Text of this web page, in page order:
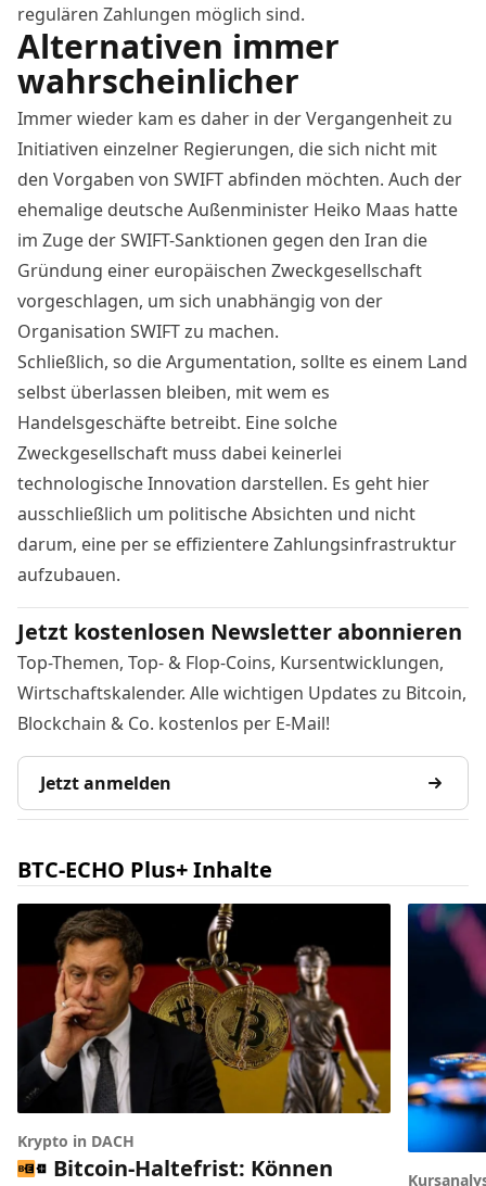
regulären Zahlungen möglich sind.
Alternativen immer
wahrscheinlicher
Immer wieder kam es daher in der Vergangenheit zu
Initiativen einzelner Regierungen, die sich nicht mit
den Vorgaben von SWIFT abfinden möchten. Auch der
ehemalige deutsche Außenminister Heiko Maas hatte
im Zuge der SWIFT-Sanktionen gegen den Iran die
Gründung einer europäischen Zweckgesellschaft
vorgeschlagen, um sich unabhängig von der
Organisation SWIFT zu machen.
Schließlich, so die Argumentation, sollte es einem Land
selbst überlassen bleiben, mit wem es
Handelsgeschäfte betreibt. Eine solche
Zweckgesellschaft muss dabei keinerlei
technologische Innovation darstellen. Es geht hier
ausschließlich um politische Absichten und nicht
darum, eine per se effizientere Zahlungsinfrastruktur
aufzubauen.
Jetzt kostenlosen Newsletter abonnieren
Top-Themen, Top- & Flop-Coins, Kursentwicklungen,
Wirtschaftskalender. Alle wichtigen Updates zu Bitcoin,
Blockchain & Co. kostenlos per E-Mail!
Jetzt anmelden
BTC-ECHO Plus+ Inhalte
Krypto in DACH
Bitcoin-Haltefrist: Können